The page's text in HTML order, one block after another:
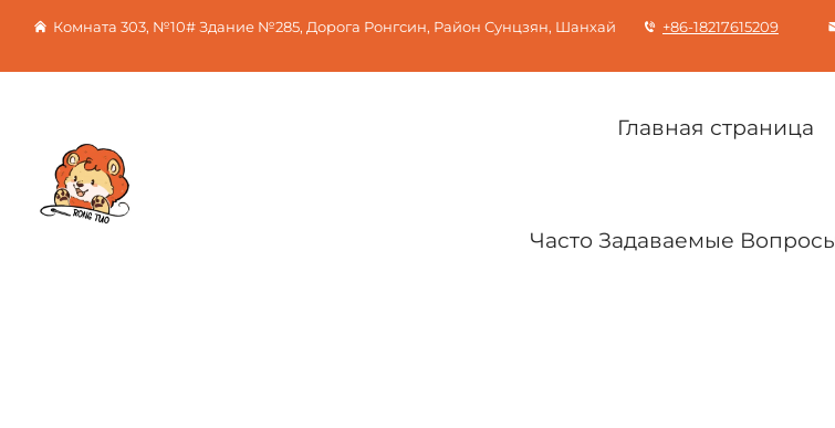
Комната 303, №10# Здание №285, Дорога Ронгсин, Район Сунцзян, Шанхай +86-18217615209
Главная страница
Часто Задаваемые